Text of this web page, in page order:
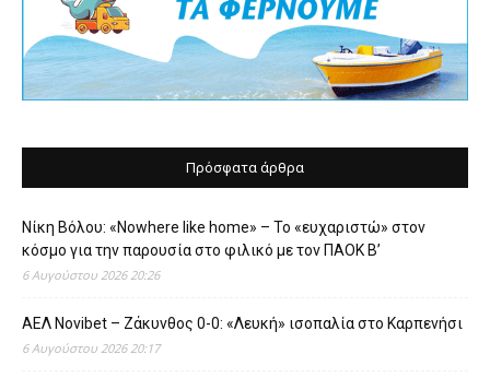
Πρόσφατα άρθρα
Νίκη Βόλου: «Nowhere like home» – Το «ευχαριστώ» στον
κόσμο για την παρουσία στο φιλικό με τον ΠΑΟΚ Β’
6 Αυγούστου 2026 20:26
ΑΕΛ Novibet – Ζάκυνθος 0-0: «Λευκή» ισοπαλία στο Καρπενήσι
6 Αυγούστου 2026 20:17